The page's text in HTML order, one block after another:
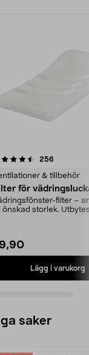
256
& tillbehör
för
filter –
önskad storlek.
Lägg i varukorg
4.5 av 5 stjärnor
saker